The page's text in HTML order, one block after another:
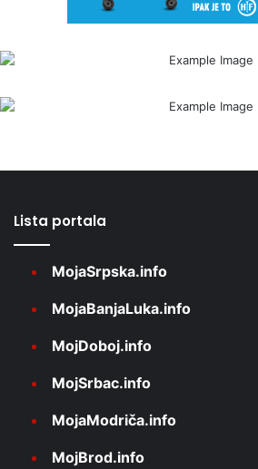
Lista portala
MojaSrpska.info
MojaBanjaLuka.info
MojDoboj.info
MojSrbac.info
MojaModriča.info
MojBrod.info